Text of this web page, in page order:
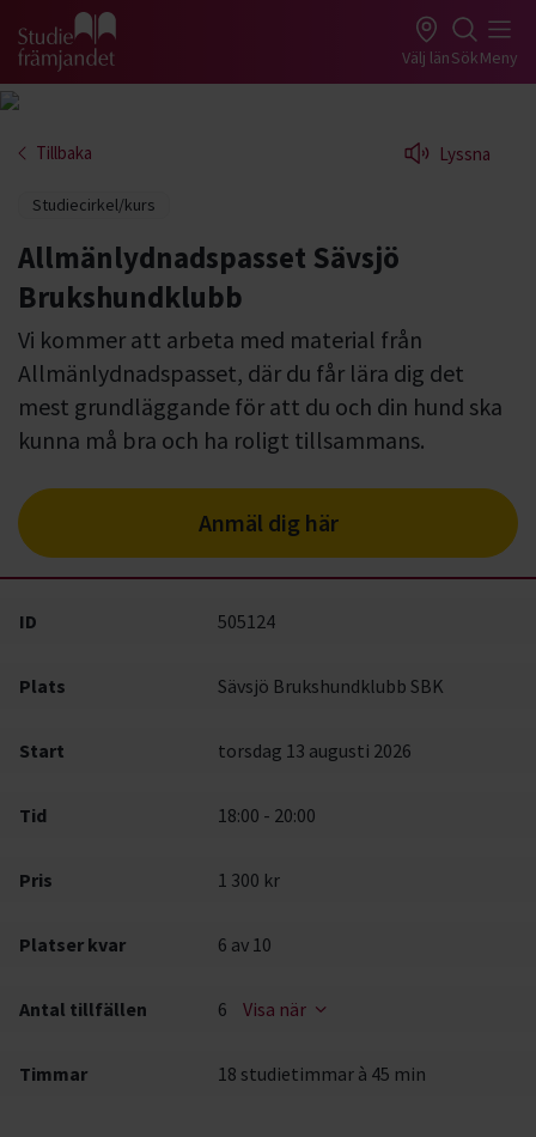
Gå till studiefrämjandets startsida Välj länSökMeny
Tillbaka Lyssna
Studiecirkel/kurs
Allmänlydnadspasset Sävsjö
Brukshundklubb
Vi kommer att arbeta med material från
Allmänlydnadspasset, där du får lära dig det
mest grundläggande för att du och din hund ska
kunna må bra och ha roligt tillsammans.
Anmäl dig här
ID 505124
Plats Sävsjö Brukshundklubb SBK
Start torsdag 13 augusti 2026
Tid 18:00 - 20:00
Pris 1 300 kr
Platser kvar 6 av 10
Antal tillfällen 6 Visa när
Timmar 18 studietimmar à 45 min